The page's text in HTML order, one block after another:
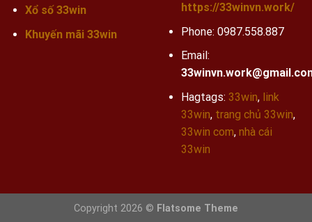
Xổ số 33win
Khuyến mãi33win
https://33winvn.work/
Phone: 0987.558.887
Email:
Hagtags: 33win, link
33win, trang chủ 33win,
33win com, nhà cái
33win
Copyright 2026 © Flatsome Theme